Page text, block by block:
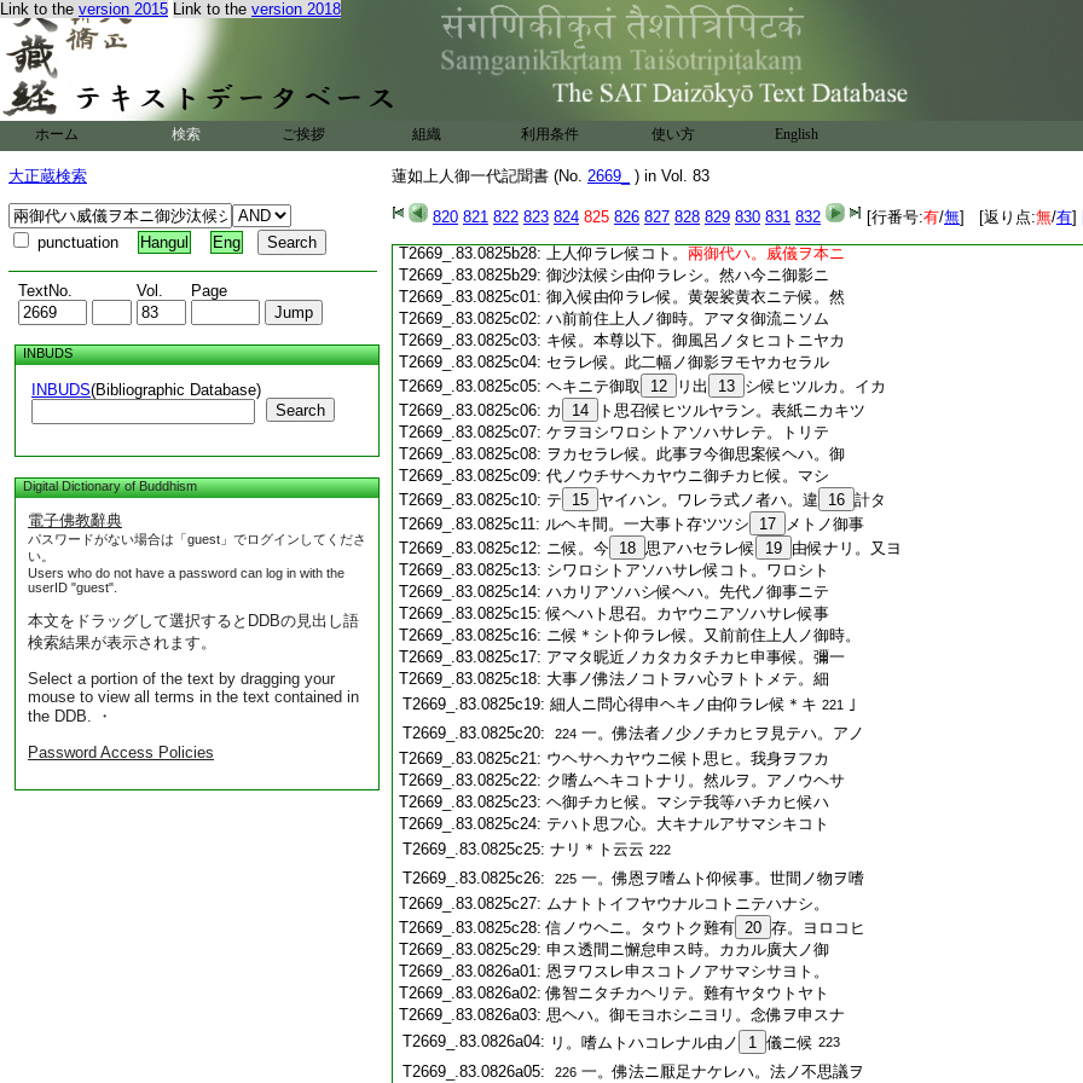
Link to the version 2015 Link to the version 2018
ホーム 検索 ご挨拶 組織 利用条件 使い方 English
大正蔵検索
punctuation Hangul Eng
TextNo. Vol. Page
INBUDS
INBUDS(Bibliographic Database)
Search
Digital Dictionary of Buddhism
電子佛教辭典
パスワードがない場合は「guest」でログインしてくださ
い。
Users who do not have a password can log in with the
userID "guest".
本文をドラッグして選択するとDDBの見出し語
検索結果が表示されます。
Select a portion of the text by dragging your
mouse to view all terms in the text contained in
the DDB. ・
Password Access Policies
蓮如上人御一代記聞書 (No. 2669_ ) in Vol. 83
820 821 822 823 824 825 826 827 828 829 830 831 832 [行番号:有/無] [返り点:無/有]
T2669_.83.0825b19: 候 219
T2669_.83.0825b20: 222 一。前前住上人仰ラレ候
T2669_.83.0825b21:坊ヲハ。聖人御存生ノ時ノヤウニ思召サ
レ候。 7 自身ハ御留主ヲ當座御沙汰候。然
T2669_.83.0825b23:トモ。 8 佛恩ヲ御忘候事ハナク候ト。御齋
T2669_.83.0825b24:ノ御法談ニ仰ラレ 9 候キ。御齋ヲ御受用候
T2669_.83.0825b25:間ニモ。少モ御ワスレ候コ
T2669_.83.0825b27: 113
一。善如上人綽如上人兩御代ノ事。前住
T2669_.83.0825b28: 上人仰ラレ候コト。 兩御代ハ。威儀ヲ本ニ
T2669_.83.0825b29: 御沙汰候シ由仰ラレシ。然ハ今ニ御影ニ
T2669_.83.0825c01: 御入候由仰ラレ候。黄袈裟黄衣ニテ候。然
T2669_.83.0825c02: ハ前前住上人ノ御時。アマタ御流ニソム
T2669_.83.0825c03: キ候。本尊以下。御風呂ノタヒコトニヤカ
T2669_.83.0825c04: セラレ候。此二幅ノ御影ヲモヤカセラル
T2669_.83.0825c05: ヘキニテ御取 12 リ出 13 シ候ヒツルカ。イカ
T2669_.83.0825c06: カ 14
ト思召候ヒツルヤラン。表紙ニカキツ
T2669_.83.0825c07: ケヲヨシワロシトアソハサレテ。トリテ
T2669_.83.0825c08: ヲカセラレ候。此事ヲ今御思案候ヘハ。御
T2669_.83.0825c09: 代ノウチサヘカヤウニ御チカヒ候。マシ
T2669_.83.0825c10: テ 15 ヤイハン。ワレラ式ノ者ハ。違 16 計タ
T2669_.83.0825c11: ルヘキ間。一大事ト存ツツシ 17
メトノ御事
T2669_.83.0825c12: ニ候。今 18 思アハセラレ候 19 由候ナリ。又ヨ
T2669_.83.0825c13: シワロシトアソハサレ候コト。ワロシト
T2669_.83.0825c14: ハカリアソハシ候ヘハ。先代ノ御事ニテ
T2669_.83.0825c15:候ヘハト思召。カヤウニアソハサレ候事
T2669_.83.0825c16: ニ候＊シト仰ラレ候。又前前住上人ノ御時。
T2669_.83.0825c17: アマタ昵近ノカタカタチカヒ申事候。彌一
T2669_.83.0825c18: 大事ノ佛法ノコトヲハ心ヲトトメテ。細
T2669_.83.0825c19: 細人ニ問心得申ヘキノ由仰ラレ候＊キ 221
｣
T2669_.83.0825c20:
224 一。佛法者ノ少ノチカヒヲ見テハ。アノ
T2669_.83.0825c21: ウヘサヘカヤウニ候ト思ヒ。我身ヲフカ
T2669_.83.0825c22: ク嗜ムヘキコトナリ。然ルヲ。アノウヘサ
T2669_.83.0825c23: ヘ御チカヒ候。マシテ我等ハチカヒ候ハ
T2669_.83.0825c24: テハト思フ心。大キナルアサマシキコト
T2669_.83.0825c25: ナリ＊ト云云 222
T2669_.83.0825c26: 225 一。佛恩ヲ嗜ムト仰候事。世間ノ物ヲ嗜
T2669_.83.0825c27: ムナトトイフヤウナルコトニテハナシ。
T2669_.83.0825c28:信ノウヘニ。タウトク難有 20 存。ヨロコヒ
T2669_.83.0825c29: 申ス透間ニ懈怠申ス時。カカル廣大ノ御
T2669_.83.0826a01: 恩ヲワスレ申スコトノアサマシサヨト。
T2669_.83.0826a02:佛智ニタチカヘリテ。難有ヤタウトヤト
T2669_.83.0826a03: 思ヘハ。御モヨホシニヨリ。念佛ヲ申スナ
T2669_.83.0826a04: リ。嗜ムトハコレナル由ノ 1 儀ニ候 223
T2669_.83.0826a05: 226 一。佛法ニ厭足ナケレハ。法ノ不思議ヲ